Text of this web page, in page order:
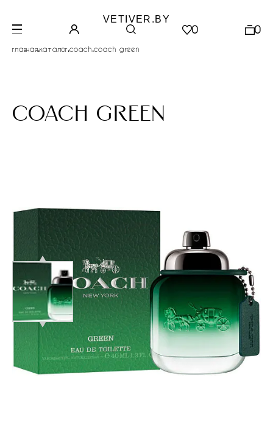
VETIVER.BY
0 0
главная.каталог.coach.coach green
coach green